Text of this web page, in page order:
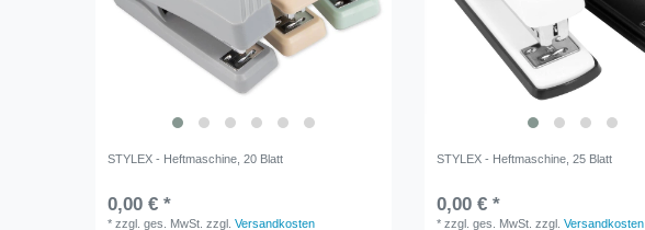
STYLEX - Heftmaschine, 20 Blatt
0,00 € *
*zzgl. ges. MwSt. zzgl.Versandkosten
STYLEX - Heftmaschine, 25 Blatt
0,00 € *
*zzgl. ges. MwSt. zzgl.Versandkosten